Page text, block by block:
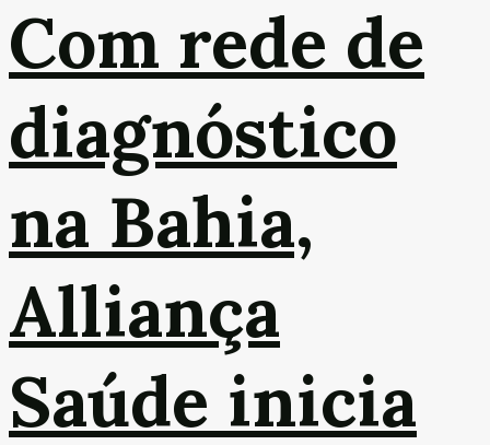
Com rede de
diagnóstico
na Bahia,
Alliança
Saúde inicia